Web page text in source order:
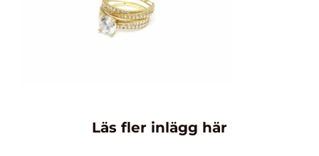
Läs fler inlägg här